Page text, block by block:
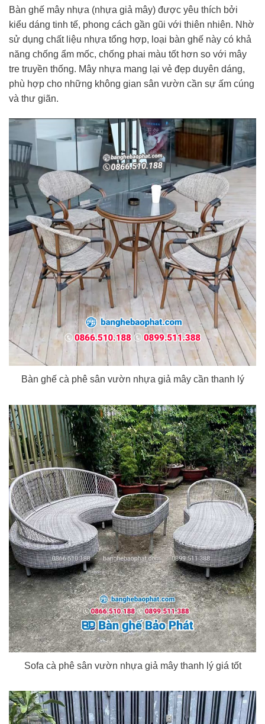
Bàn ghế mây nhựa (nhựa giả mây) được yêu thích bởi
kiểu dáng tinh tế, phong cách gần gũi với thiên nhiên. Nhờ
sử dụng chất liệu nhựa tổng hợp, loại bàn ghế này có khả
năng chống ẩm mốc, chống phai màu tốt hơn so với mây
tre truyền thống. Mây nhựa mang lại vẻ đẹp duyên dáng,
phù hợp cho những không gian sân vườn cần sự ấm cúng
và thư giãn.
Bàn ghế cà phê sân vườn nhựa giả mây cần thanh lý
Sofa cà phê sân vườn nhựa giả mây thanh lý giá tốt